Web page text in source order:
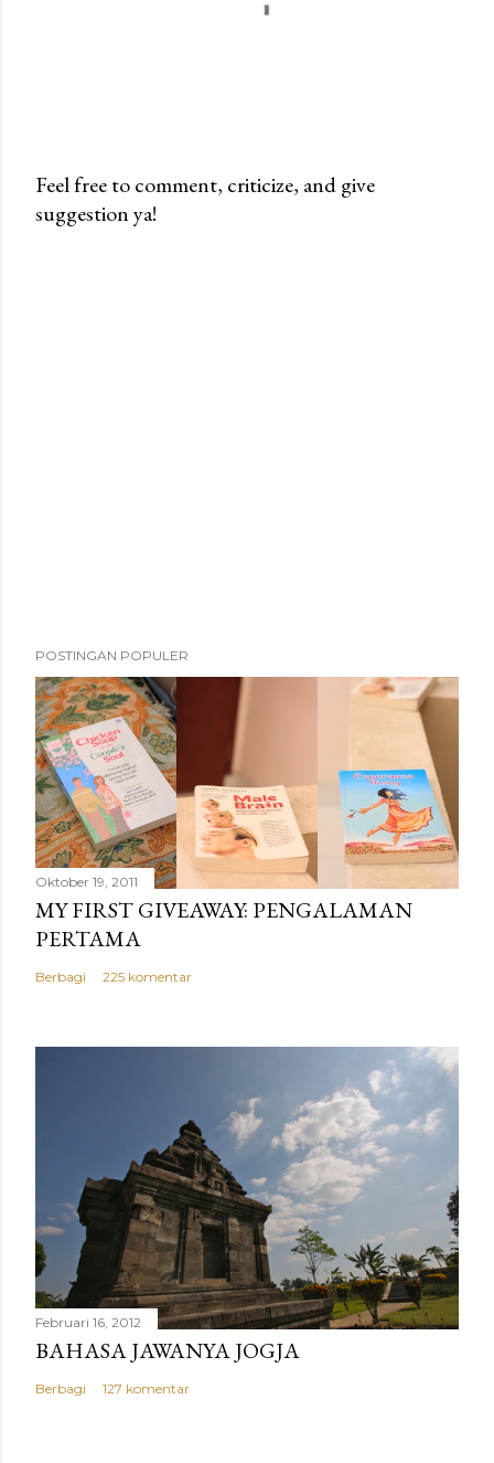
P
Feel free to comment, criticize, and give
suggestion ya!
POSTINGAN POPULER
Oktober 19, 2011
MY FIRST GIVEAWAY: PENGALAMAN
PERTAMA
Berbagi 225 komentar
Februari 16, 2012
BAHASA JAWANYA JOGJA
Berbagi 127 komentar